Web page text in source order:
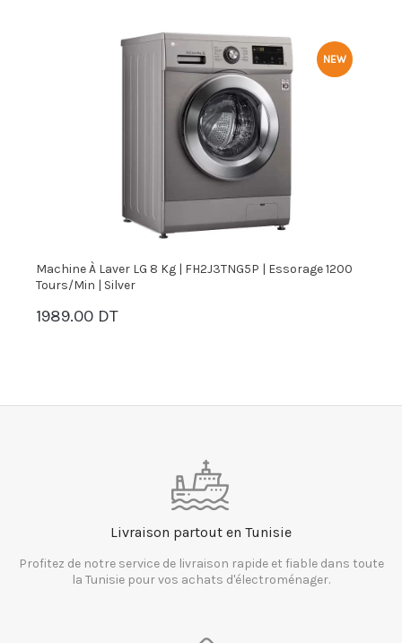
NEW
Machine À Laver LG 8 Kg | FH2J3TNG5P | Essorage 1200
Tours/min | Silver
1989.00 DT
PANIER
Livraison partout en Tunisie
Profitez de notre service de livraison rapide et fiable dans toute
la Tunisie pour vos achats d'électroménager.